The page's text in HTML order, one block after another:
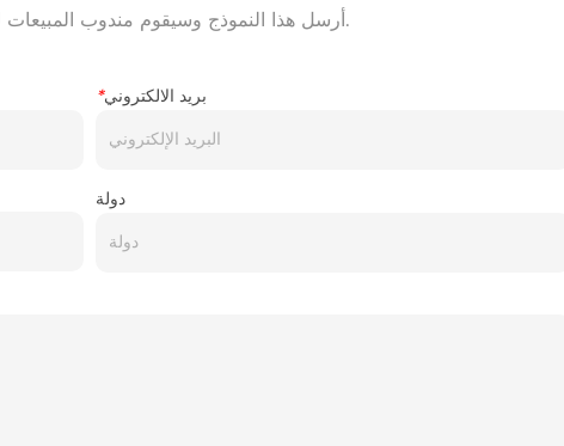
أرسل هذا النموذج وسيقوم مندوب المبيعات لدينا بالاتصال بك قريبًا.
*بريد الالكتروني
دولة